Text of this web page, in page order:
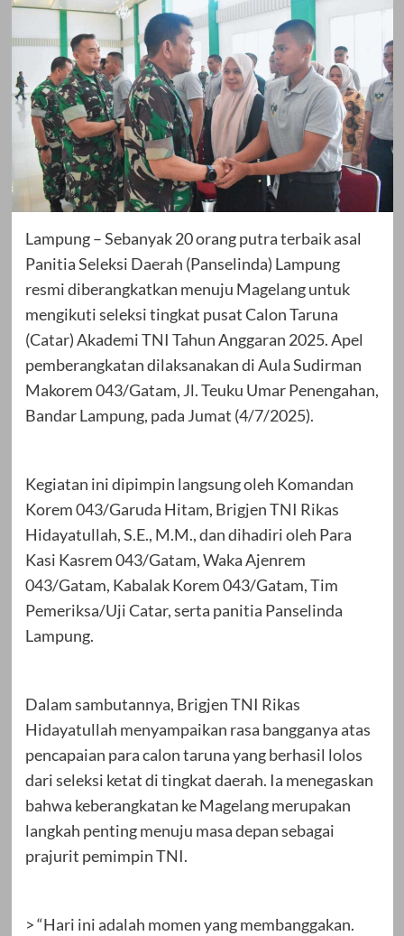
Lampung – Sebanyak 20 orang putra terbaik asal
Panitia Seleksi Daerah (Panselinda) Lampung
resmi diberangkatkan menuju Magelang untuk
mengikuti seleksi tingkat pusat Calon Taruna
(Catar) Akademi TNI Tahun Anggaran 2025. Apel
pemberangkatan dilaksanakan di Aula Sudirman
Makorem 043/Gatam, Jl. Teuku Umar Penengahan,
Bandar Lampung, pada Jumat (4/7/2025).
Kegiatan ini dipimpin langsung oleh Komandan
Korem 043/Garuda Hitam, Brigjen TNI Rikas
Hidayatullah, S.E., M.M., dan dihadiri oleh Para
Kasi Kasrem 043/Gatam, Waka Ajenrem
043/Gatam, Kabalak Korem 043/Gatam, Tim
Pemeriksa/Uji Catar, serta panitia Panselinda
Lampung.
Dalam sambutannya, Brigjen TNI Rikas
Hidayatullah menyampaikan rasa bangganya atas
pencapaian para calon taruna yang berhasil lolos
dari seleksi ketat di tingkat daerah. Ia menegaskan
bahwa keberangkatan ke Magelang merupakan
langkah penting menuju masa depan sebagai
prajurit pemimpin TNI.
> “Hari ini adalah momen yang membanggakan.